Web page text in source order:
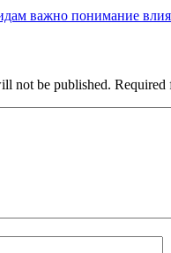
важно понимание
not be published. Required